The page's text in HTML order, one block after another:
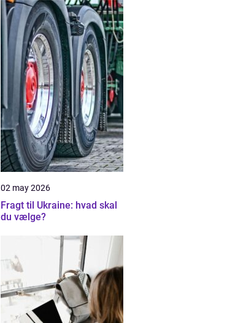
02 may 2026
Fragt til Ukraine: hvad skal
du vælge?